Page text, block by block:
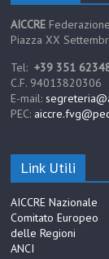
AICCRE
Piazza XX
Tel:+39 351
C.F. 94013820306
E-mail:
PEC:
Link Utili
AICCRE Nazionale
Comitato Europeo
delle Regioni
ANCI